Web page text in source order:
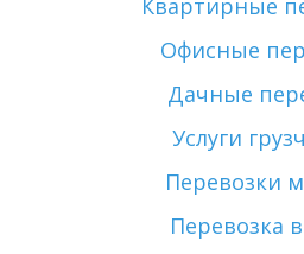
Квартирные
Офисные
Дачные
Услуги
Перевозки
Перевозка